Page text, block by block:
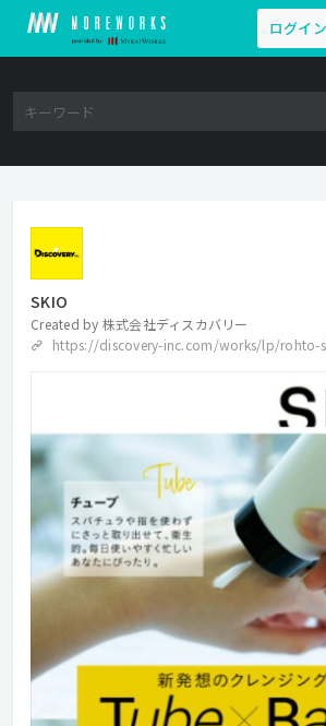
ログイン
SKIO
Created by 株式会社ディスカバリー
https://discovery-inc.com/works/lp/rohto-